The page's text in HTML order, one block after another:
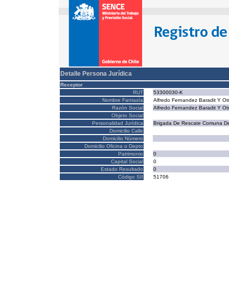
Detalle Persona Jurídica
Receptor
RUT
53300030-K
Nombre Fantasía
Alfredo Fernandez Baradit Y
Razón Social
Alfredo Fernandez Baradit Y
Objeto Social
Personalidad Jurídica
Brigada De Rescate Comuna
Domicilio Calle
Domicilio Número
Domicilio Oficina o Depto
Patrimonio
0
Capital Social
0
Estado Resultado
0
Código SII
51706